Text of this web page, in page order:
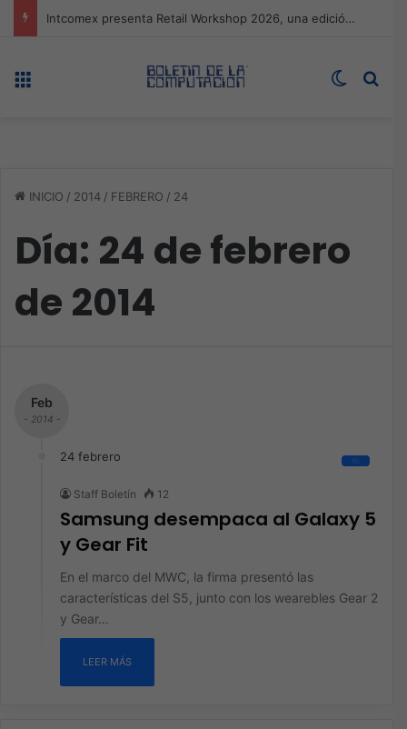
Expo technology CDMX, nueva sede con récord de audiencia
Switch
INICIO / 2014 / FEBRERO / 24
Día: 24 de febrero
de 2014
Feb
- 2014 -
24 febrero All
Staff Boletín 12
Samsung desempaca al Galaxy 5
y Gear Fit
En el marco del MWC, la firma presentó las
características del S5, junto con los wearebles Gear 2
y Gear…
LEER MÁS